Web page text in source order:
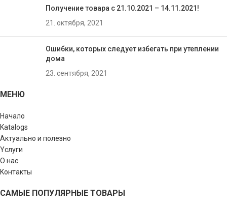
Получение товара с 21.10.2021 – 14.11.2021!
21. октября, 2021
Ошибки, которых следует избегать при утеплении
домa
23. сентября, 2021
МЕНЮ
Начало
Katalogs
Актуально и полезно
Yслуги
О нас
Kонтакты
САМЫЕ ПОПУЛЯРНЫЕ ТОВАРЫ